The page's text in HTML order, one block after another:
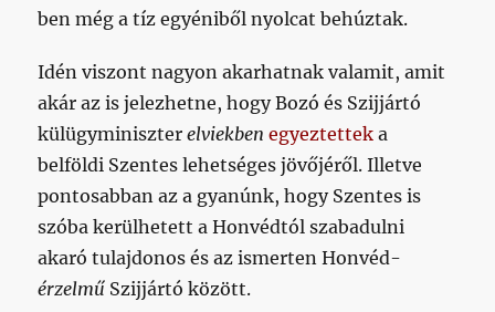
ben még a tíz egyéniből nyolcat behúztak.
Idén viszont nagyon akarhatnak valamit, amit
akár az is jelezhetne, hogy Bozó és Szijjártó
külügyminiszterelviekbenegyeztettek a
belföldi Szentes lehetséges jövőjéről. Illetve
pontosabban az a gyanúnk, hogy Szentes is
szóba kerülhetett a Honvédtól szabadulni
akaró tulajdonos és az ismerten Honvéd-
érzelmű Szijjártó között.